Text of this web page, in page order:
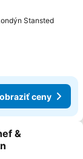
Stansted
ceny
&